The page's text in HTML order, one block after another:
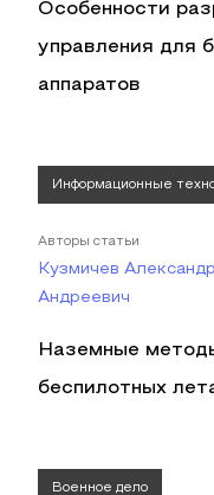
Особенности
управления для
аппаратов
Информационные
Авторы статьи
Кузмичев
Андреевич
Наземные
беспилотных
Военное дело